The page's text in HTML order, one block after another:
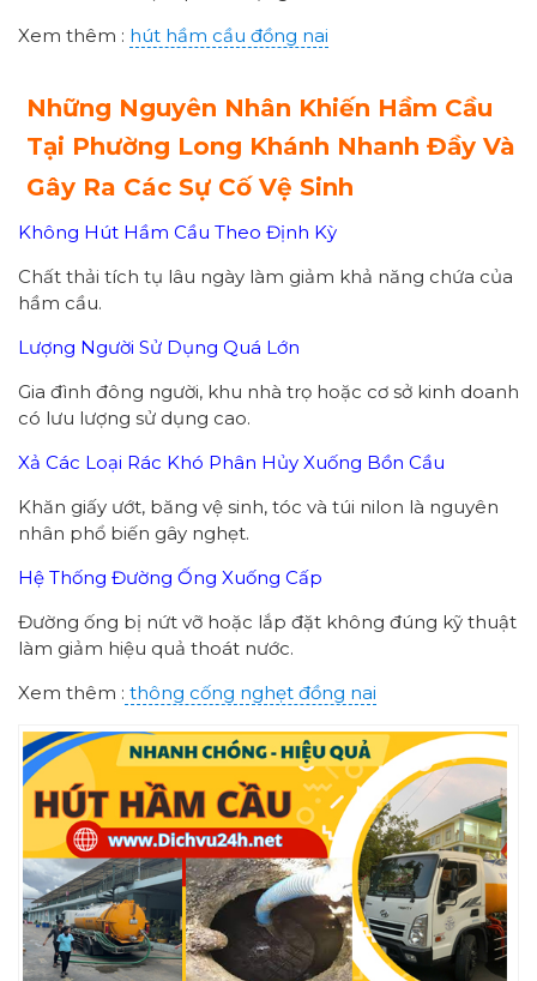
Xem thêm : hút hầm cầu đồng nai
Những Nguyên Nhân Khiến Hầm Cầu
Tại Phường Long Khánh Nhanh Đầy Và
Gây Ra Các Sự Cố Vệ Sinh
Không Hút Hầm Cầu Theo Định Kỳ
Chất thải tích tụ lâu ngày làm giảm khả năng chứa của
hầm cầu.
Lượng Người Sử Dụng Quá Lớn
Gia đình đông người, khu nhà trọ hoặc cơ sở kinh doanh
có lưu lượng sử dụng cao.
Xả Các Loại Rác Khó Phân Hủy Xuống Bồn Cầu
Khăn giấy ướt, băng vệ sinh, tóc và túi nilon là nguyên
nhân phổ biến gây nghẹt.
Hệ Thống Đường Ống Xuống Cấp
Đường ống bị nứt vỡ hoặc lắp đặt không đúng kỹ thuật
làm giảm hiệu quả thoát nước.
Xem thêm : thông cống nghẹt đồng nai